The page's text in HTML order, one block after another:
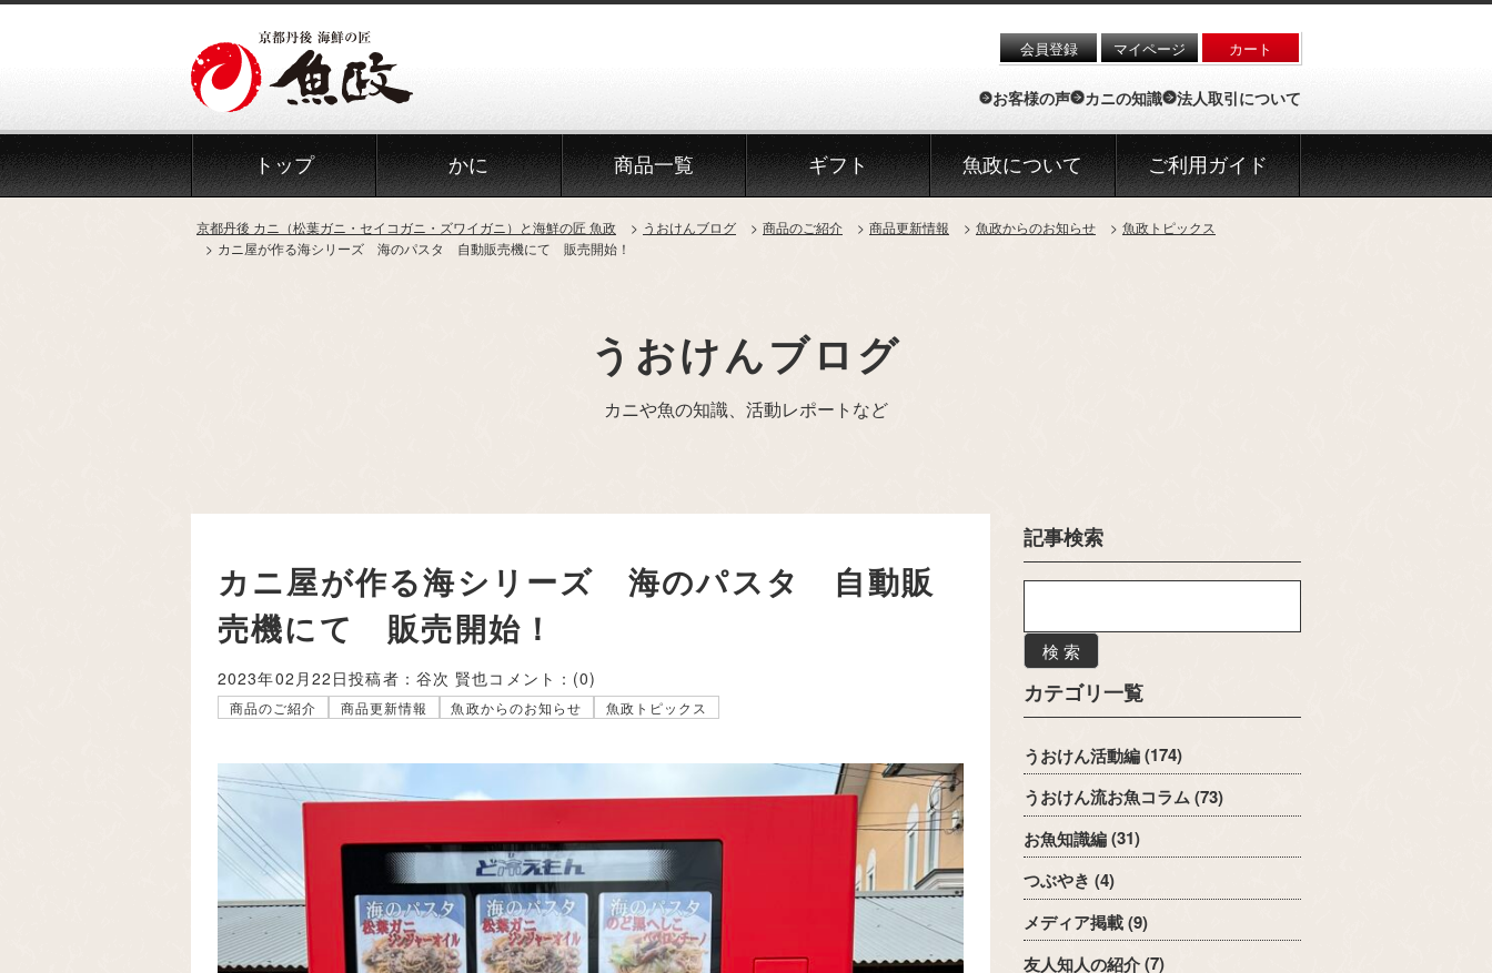
Skip
会員登録 マイページ カート
お客様の声 カニの知識 法人取引について
トップ かに 商品一覧 ギフト 魚政について ご利用ガイド
京都丹後 カニ（松葉ガニ・セイコガニ・ズワイガニ）と海鮮の匠 魚政 うおけんブログ 商品のご紹介 商品更新情報 魚政からのお知らせ
魚政トピックス
カニ屋が作る海シリーズ 海のパスタ 自動販売機にて 販売開始！
うおけんブログ
カニや魚の知識、活動レポートなど
カニ屋が作る海シリーズ 海のパスタ 自動販
売機にて 販売開始！
2023年02月22日投稿者：谷次 賢也コメント： (0)
商品のご紹介 商品更新情報 魚政からのお知らせ 魚政トピックス
記事検索
検 索
カテゴリ一覧
うおけん活動編(174)
うおけん流お魚コラム(73)
お魚知識編(31)
つぶやき (4)
メディア掲載(9)
友人知人の紹介(7)